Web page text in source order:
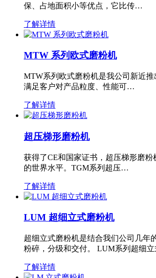
保、占地面积小等优点，它比传…
了解详情
MTW 系列欧式磨粉机
MTW系列欧式磨粉机是我公司新近
满足客户对产品粒度、性能可…
了解详情
超压梯形磨粉机
获得了CE和国家证书，超压梯形磨
的世界水平。TGM系列超压…
了解详情
LUM 超细立式磨粉机
超细立式磨粉机是结合我们公司几年
粉碎，分级和交付。 LUM系列超细
了解详情